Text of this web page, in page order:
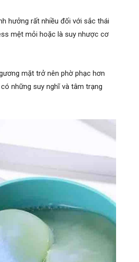
hưởng rất nhiều đối với sắc thái
mệt mỏi hoặc là suy nhược cơ
mặt trở nên phờ phạc hơn
những suy nghĩ và tâm trạng